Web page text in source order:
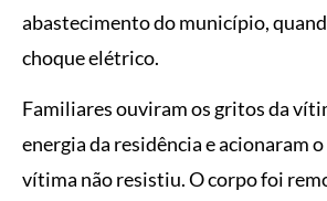
abastecimento do município,
choque elétrico.
Familiares ouviram os gritos da
energia da residência e acionaram
vítima não resistiu. O corpo foi